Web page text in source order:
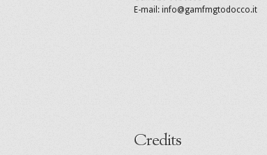
E-mail: info@gamfmgtodocco.it
Credits